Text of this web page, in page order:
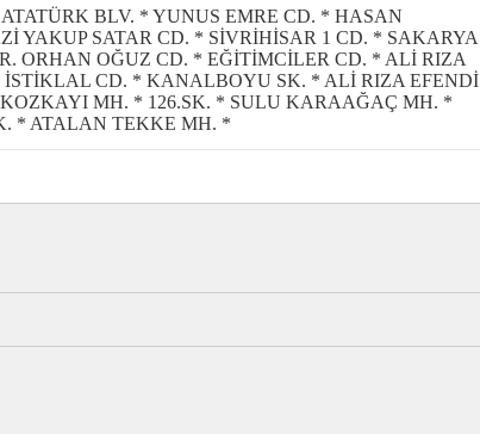
BLV. * YUNUS EMRE CD. * HASAN
YAKUP SATAR CD. * SİVRİHİSAR 1 CD. * SAKARYA
ORHAN OĞUZ CD. * EĞİTİMCİLER CD. * ALİ RIZA
CD. * KANALBOYU SK. * ALİ RIZA EFENDİ
MH. * 126.SK. * SULU KARAAĞAÇ MH. *
* ATALAN TEKKE MH. *